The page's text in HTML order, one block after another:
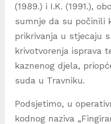
(1989.) i I.K. (1991.),
sumnje da su počinili
prikrivanja u stjecaju
krivotvorenja isprava
kaznenog djela,
suda u Travniku.
Podsjetimo, u
kodnog naziva